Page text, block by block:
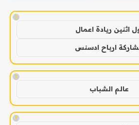
!
اثنين ريادة اعمال
ارباح ادسنس
!
عالم الشباب
!